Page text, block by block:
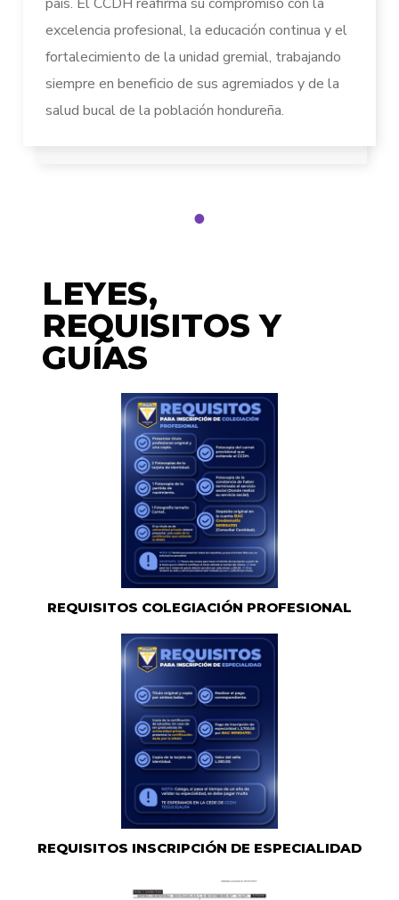
excelencia profesional, la educación continua y el
fortalecimiento de la unidad gremial, trabajando
siempre en beneficio de sus agremiados y de la
salud bucal de la población hondureña.
1
LEYES,
REQUISITOS Y
GUÍAS
REQUISITOS COLEGIACIÓN PROFESIONAL
REQUISITOS INSCRIPCIÓN DE ESPECIALIDAD